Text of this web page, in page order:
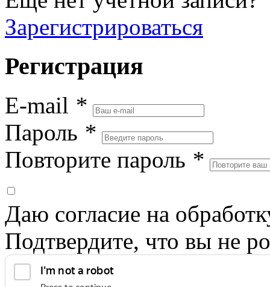
Зарегистрироваться
Регистрация
E-mail *
Пароль *
Повторите пароль *
Даю согласие на
Подтвердите, что вы не